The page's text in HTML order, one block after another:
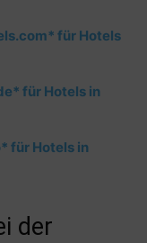
für Hotels
für Hotels in
für Hotels in
der